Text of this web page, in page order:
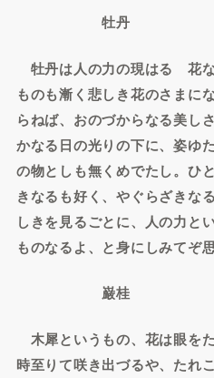
牡丹
牡丹は人の力の現はるゝ花
ものも漸く悲しき花のさまに
らねば、おのづからなる美し
かなる日の光りの下に、姿ゆ
の物としも無くめでたし。ひ
きなるも好く、やぐらざきな
しきを見るごとに、人の力と
ものなるよ、と身にしみてぞ
巌桂
木犀というもの、花は眼を
時至りて咲き出づるや、たれ